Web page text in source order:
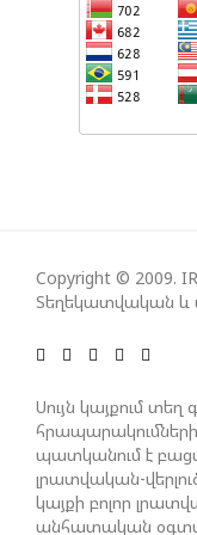
ՀԱՅԱՑՔ
ԿՅԱՆՔԻ
Է ՃԱՆԱՉՎԵԼ
ՆԱԽԱԳԱՀ ԻԼՀԱՄ
ՄԱԼԴԻՎՑԻ
«ՄԵՆՔ ԳՈՀ ԵՆՔ
ՄԻՋԵՎ
ԶԱՐԳԱՑՈՒՄԻՑ»
Copyright © 2009.
Տեղեկատվական և
Սույն կայքում
պատկանում է
լրատվական-
կայքի բոլոր
անհատական